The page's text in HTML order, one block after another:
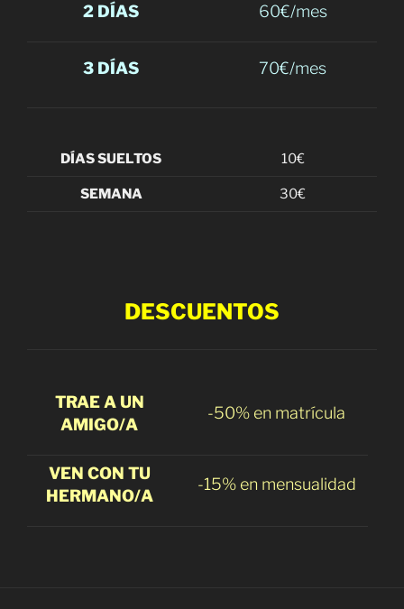
2 DÍAS 60€/mes
3 DÍAS 70€/mes
DÍAS SUELTOS 10€
SEMANA 30€
DESCUENTOS
TRAEA UN
AMIGO/A
-50% en matrícula
VEN CON TU
HERMANO/A
-15% en mensualidad